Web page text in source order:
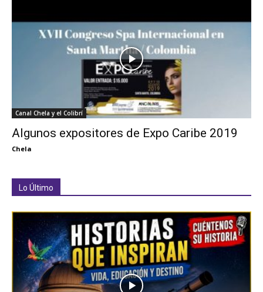
Canal Chela y el Colibrí
Algunos expositores de Expo Caribe 2019
Chela
Lo Último